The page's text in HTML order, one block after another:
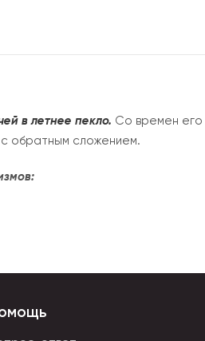
в летнее пекло. Со времен его
обратным сложением.
которые выдерживают еще напор